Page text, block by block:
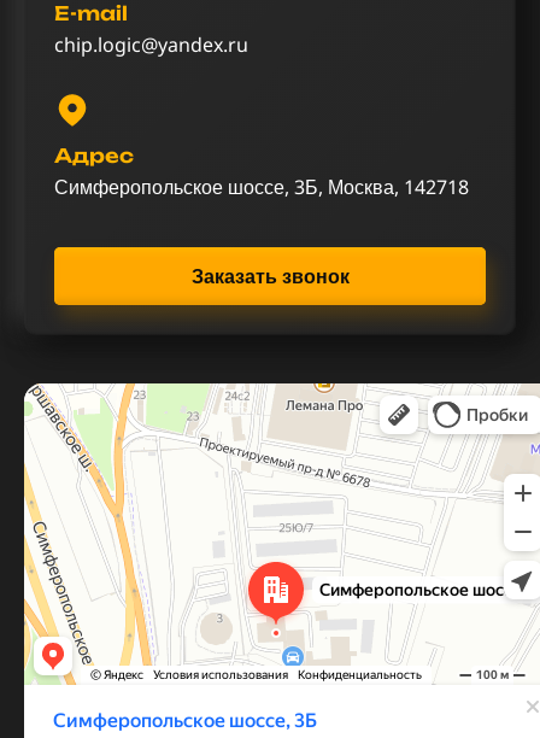
E-mail
chip.logic@yandex.ru
Адрес
Симферопольское шоссе, 3Б, Москва, 142718
Заказать звонок